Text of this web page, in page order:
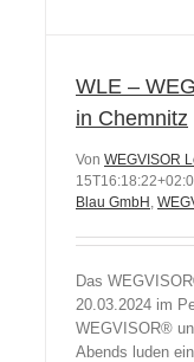
WLE –
in Chemnitz
Von WEGVISOR
Blau GmbH ,
Das
20.03.2024 im
WEGVISOR®
Abends luden